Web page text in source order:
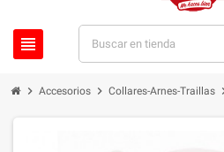
view_headline
chevron_right Accesorios chevron_right Collares-Arnes-Traillas